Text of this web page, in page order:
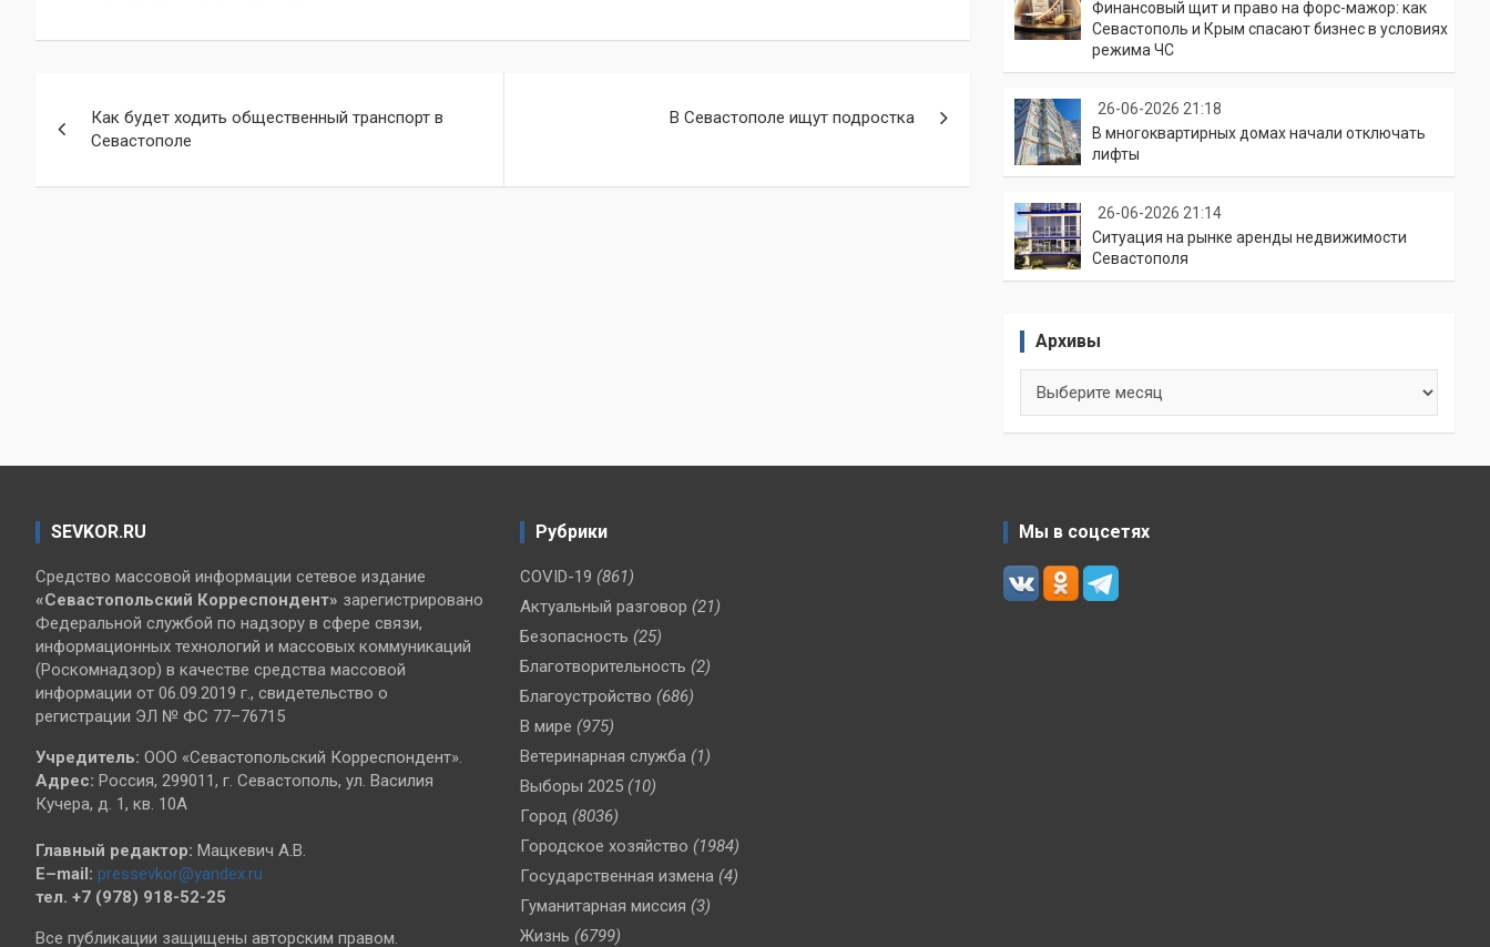
по
записям
Как будет ходить общественный транспорт в
Севастополе
В Севастополе ищут подростка
Финансовый щит и право на форс-мажор: как
Севастополь и Крым спасают бизнес в условиях
режима ЧС
26-06-2026 21:18
В многоквартирных домах начали отключать
лифты
26-06-2026 21:14
Ситуация на рынке аренды недвижимости
Севастополя
Архивы
SEVKOR.RU
Средство массовой информации сетевое издание
«Севастопольский Корреспондент» зарегистрировано
Федеральной службой по надзору в сфере связи,
информационных технологий и массовых коммуникаций
(Роскомнадзор) в качестве средства массовой
информации от 06.09.2019 г., свидетельство о
регистрации ЭЛ № ФС 77–76715
Учредитель: ООО «Севастопольский Корреспондент».
Адрес: Россия, 299011, г. Севастополь, ул. Василия
Кучера, д. 1, кв. 10А
Главный редактор: Мацкевич А.В.
E–mail: pressevkor@yandex.ru
тел. +7 (978) 918-52-25
Все публикации защищены авторским правом.
Рубрики
COVID-19 (861)
Актуальный разговор (21)
Безопасность (25)
Благотворительность (2)
Благоустройство (686)
В мире (975)
Ветеринарная служба (1)
Выборы 2025 (10)
Город (8036)
Городское хозяйство (1984)
Государственная измена (4)
Гуманитарная миссия (3)
Жизнь (6799)
Мы в соцсетях